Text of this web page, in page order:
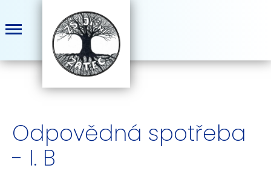
Odpovědná spotřeba
- I. B